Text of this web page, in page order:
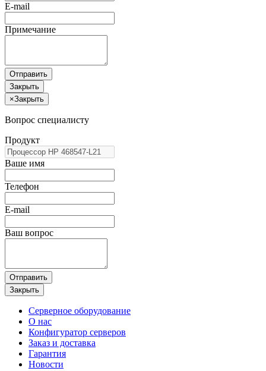
E-mail
Примечание
Отправить
Закрыть
×Закрыть
Вопрос специалисту
Продукт
Ваше имя
Телефон
E-mail
Ваш вопрос
Отправить
Закрыть
Серверное оборудование
О нас
Конфигуратор серверов
Заказ и доставка
Гарантия
Новости